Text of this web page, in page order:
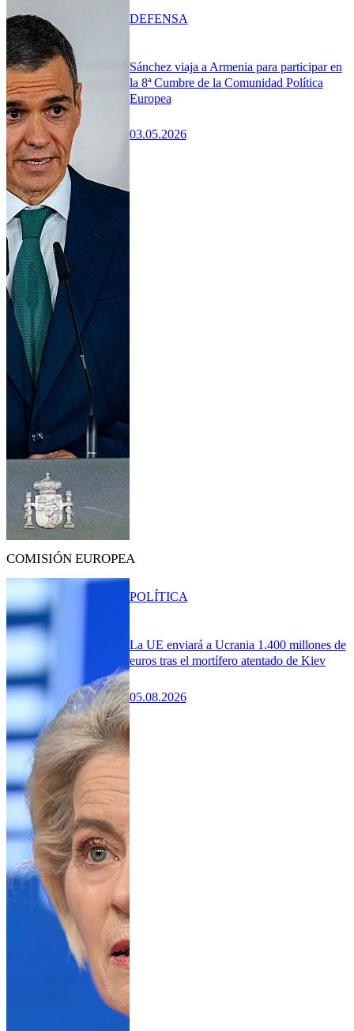
Sánchez viaja a Armenia para participar en
la 8ª Cumbre de la Comunidad Política
Europea
03.05.2026
DEFENSA
COMISIÓN EUROPEA
La UE enviará a Ucrania 1.400 millones de
euros tras el mortífero atentado de Kiev
05.08.2026
POLÍTICA